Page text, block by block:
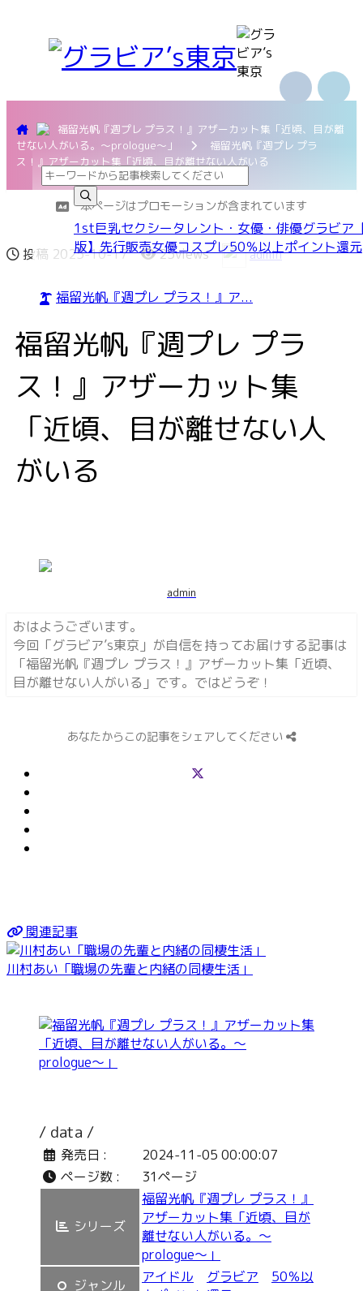
1st巨乳セクシータレント・女優・俳優グラビア
版】先行販売女優コスプレ50％以上ポイント還元
福留光帆『週プレ プラス！』アザーカット集「近頃、目が離
せない人がいる。〜prologue〜」
福留光帆『週プレ プラ
ス！』アザーカット集「近頃、目が離せない人がいる
本ページはプロモーションが含まれています
投稿 2025-10-17 25views admin
福留光帆『週プレ プラス！』ア...
福留光帆『週プレ プラ
ス！』アザーカット集
「近頃、目が離せない人
がいる
admin
おはようございます。
今回「グラビア’s東京 」が自信を持ってお届けする記事は
「福留光帆『週プレ プラス！』アザーカット集「近頃、
目が離せない人がいる 」です。ではどうぞ！
あなたからこの記事をシェアしてください
関連記事
川村あい「職場の先輩と内緒の同棲生活」
/ data /
発売日 :
2024-11-05 00:00:07
ページ数 :
31ページ
シリーズ
福留光帆『週プレ プラス！』
アザーカット集「近頃、目が
離せない人がいる。〜
prologue〜」
ジャンル
アイドル グラビア
50％以